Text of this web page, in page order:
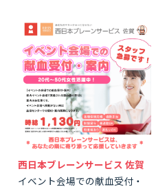
西日本ブレーンサービス 佐賀
イベント会場での献血受付・